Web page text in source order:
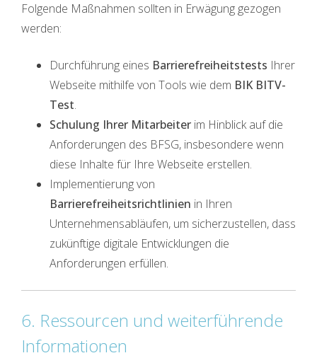
Folgende Maßnahmen sollten in Erwägung gezogen
werden:
Durchführung eines Barrierefreiheitstests Ihrer
Webseite mithilfe von Tools wie dem BIK BITV-
Test.
Schulung Ihrer Mitarbeiter im Hinblick auf die
Anforderungen des BFSG, insbesondere wenn
diese Inhalte für Ihre Webseite erstellen.
Implementierung von
Barrierefreiheitsrichtlinien in Ihren
Unternehmensabläufen, um sicherzustellen, dass
zukünftige digitale Entwicklungen die
Anforderungen erfüllen.
6. Ressourcen und weiterführende
Informationen